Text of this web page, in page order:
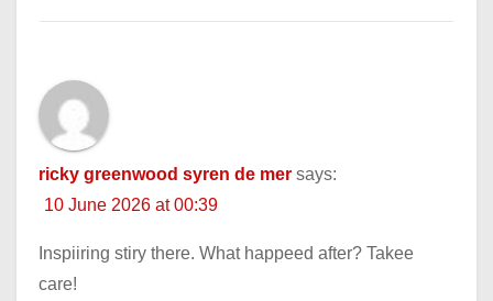
ricky greenwood syren de mer says:
10 June 2026 at 00:39
Inspiiring stiry there. What happeed after? Takee
care!